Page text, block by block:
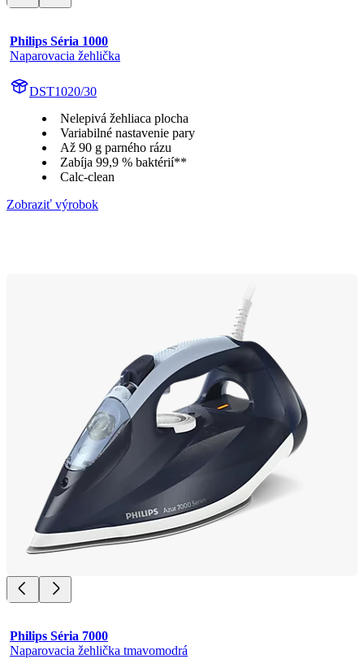
Philips Séria 1000
Naparovacia žehlička
DST1020/30
Nelepivá žehliaca plocha
Variabilné nastavenie pary
Až 90 g parného rázu
Zabíja 99,9 % baktérií**
Calc-clean
Zobraziť výrobok
Philips Séria 7000
Naparovacia žehlička tmavomodrá